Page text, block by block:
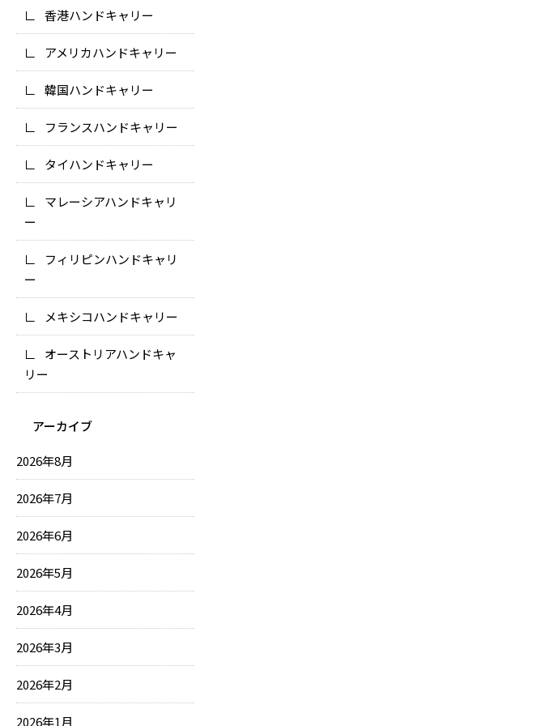
香港ハンドキャリー
アメリカハンドキャリー
韓国ハンドキャリー
フランスハンドキャリー
タイハンドキャリー
マレーシアハンドキャリ
ー
フィリピンハンドキャリ
ー
メキシコハンドキャリー
オーストリアハンドキャ
リー
アーカイブ
2026年8月
2026年7月
2026年6月
2026年5月
2026年4月
2026年3月
2026年2月
2026年1月